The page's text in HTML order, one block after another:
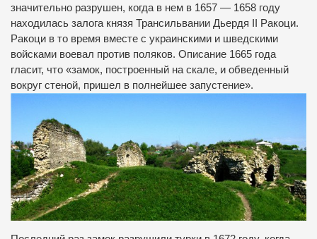
значительно разрушен, когда в нем в 1657 — 1658 году
находилась залога князя Трансильвании Дьердя II Ракоци.
Ракоци в то время вместе с украинскими и шведскими
войсками воевал против поляков. Описание 1665 года
гласит, что «замок, построенный на скале, и обведенный
вокруг стеной, пришел в полнейшее запустение».